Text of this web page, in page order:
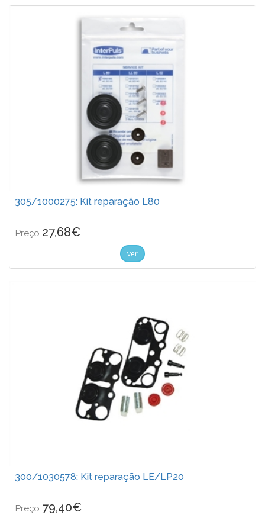
305/1000275: Kit reparação L80
Preço 27,68€
ver
300/1030578: Kit reparação LE/LP20
Preço 79,40€